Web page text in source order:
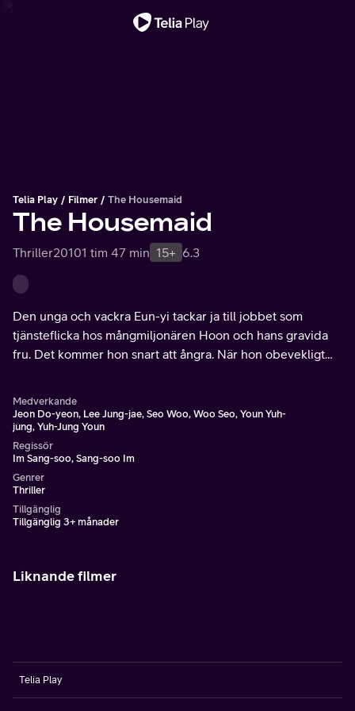
Telia Play Filmer The Housemaid
The Housemaid
Thriller20101 tim 47 min 15+ 6.3
Den unga och vackra Eun-yi tackar ja till jobbet som
tjänsteflicka hos mångmiljonären Hoon och hans gravida
fru. Det kommer hon snart att ångra. När hon obevekligt
Medverkande
Jeon Do-yeon, Lee Jung-jae, Seo Woo, Woo Seo, Youn Yuh-
jung, Yuh-Jung Youn
Regissör
Im Sang-soo, Sang-soo Im
Genrer
Thriller
Tillgänglig
Tillgänglig 3+ månader
Liknande filmer
Telia Play